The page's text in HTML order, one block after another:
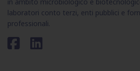
laboratori conto terzi, enti pubblici e
professionali.